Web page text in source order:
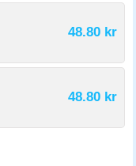
48.80 kr
48.80 kr